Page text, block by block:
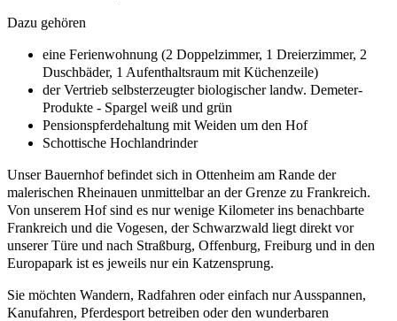
Dazu gehören
eine Ferienwohnung (2 Doppelzimmer, 1 Dreierzimmer, 2
Duschbäder, 1 Aufenthaltsraum mit Küchenzeile)
der Vertrieb selbsterzeugter biologischer landw. Demeter-
Produkte - Spargel weiß und grün
Pensionspferdehaltung mit Weiden um den Hof
Schottische Hochlandrinder
Unser Bauernhof befindet sich in Ottenheim am Rande der
malerischen Rheinauen unmittelbar an der Grenze zu Frankreich.
Von unserem Hof sind es nur wenige Kilometer ins benachbarte
Frankreich und die Vogesen, der Schwarzwald liegt direkt vor
unserer Türe und nach Straßburg, Offenburg, Freiburg und in den
Europapark ist es jeweils nur ein Katzensprung.
Sie möchten Wandern, Radfahren oder einfach nur Ausspannen,
Kanufahren, Pferdesport betreiben oder den wunderbaren